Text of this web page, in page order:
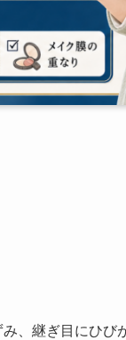
、継ぎ目にひび